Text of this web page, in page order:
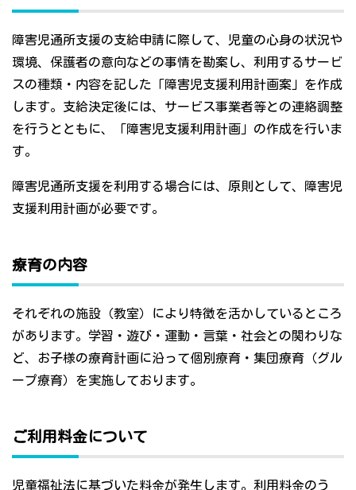
障害児通所支援の支給申請に際して、児童の心身の状況や
環境、保護者の意向などの事情を勘案し、利用するサービ
スの種類・内容を記した「障害児支援利用計画案」を作成
します。支給決定後には、サービス事業者等との連絡調整
を行うとともに、「障害児支援利用計画」の作成を行いま
す。
障害児通所支援を利用する場合には、原則として、障害児
支援利用計画が必要です。
療育の内容
それぞれの施設（教室）により特徴を活かしているところ
があります。学習・遊び・運動・言葉・社会との関わりな
ど、お子様の療育計画に沿って個別療育・集団療育（グル
ープ療育）を実施しております。
ご利用料金について
児童福祉法に基づいた料金が発生します。利用料金のう